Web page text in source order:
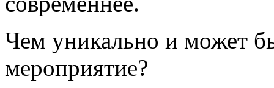
Чем уникально и может
мероприятие?